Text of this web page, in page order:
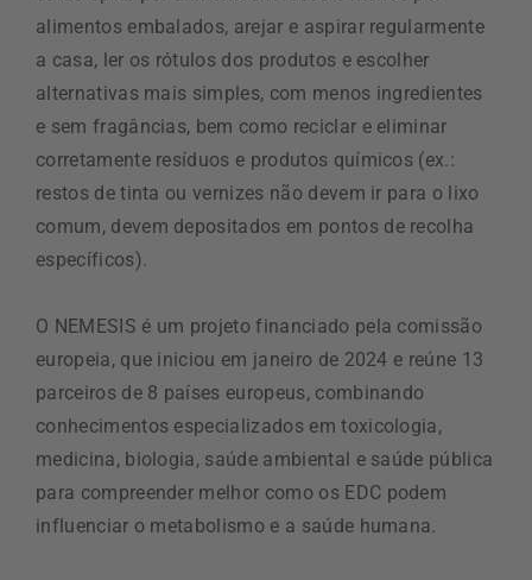
alimentos embalados, arejar e aspirar regularmente
a casa, ler os rótulos dos produtos e escolher
alternativas mais simples, com menos ingredientes
e sem fragâncias, bem como reciclar e eliminar
corretamente resíduos e produtos químicos (ex.:
restos de tinta ou vernizes não devem ir para o lixo
comum, devem depositados em pontos de recolha
específicos).
O NEMESIS é um projeto financiado pela comissão
europeia, que iniciou em janeiro de 2024 e reúne 13
parceiros de 8 países europeus, combinando
conhecimentos especializados em toxicologia,
medicina, biologia, saúde ambiental e saúde pública
para compreender melhor como os EDC podem
influenciar o metabolismo e a saúde humana.